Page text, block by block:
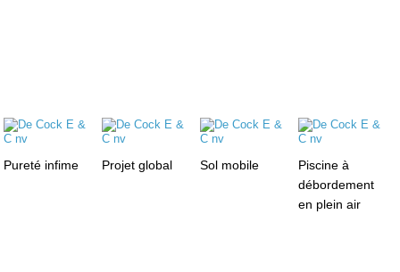
Pureté infime Projet global Sol mobile
Piscine à
débordement
en plein air